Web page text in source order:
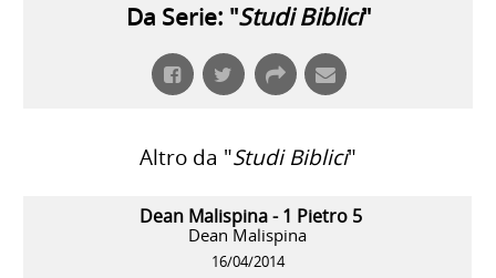
Da Serie: "Studi Biblici"
Altro da "Studi Biblici"
Dean Malispina - 1 Pietro 5
Dean Malispina
16/04/2014